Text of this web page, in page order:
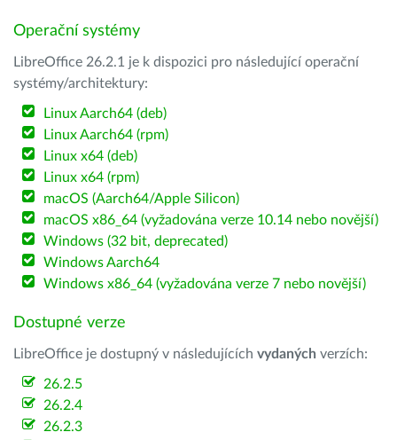
Operační systémy
LibreOffice 26.2.1 je k dispozici pro následující operační
systémy/architektury:
Linux Aarch64 (deb)
Linux Aarch64 (rpm)
Linux x64 (deb)
Linux x64 (rpm)
macOS (Aarch64/Apple Silicon)
macOS x86_64 (vyžadována verze 10.14 nebo novější)
Windows (32 bit, deprecated)
Windows Aarch64
Windows x86_64 (vyžadována verze 7 nebo novější)
Dostupné verze
LibreOffice je dostupný v následujících vydaných verzích:
26.2.5
26.2.4
26.2.3